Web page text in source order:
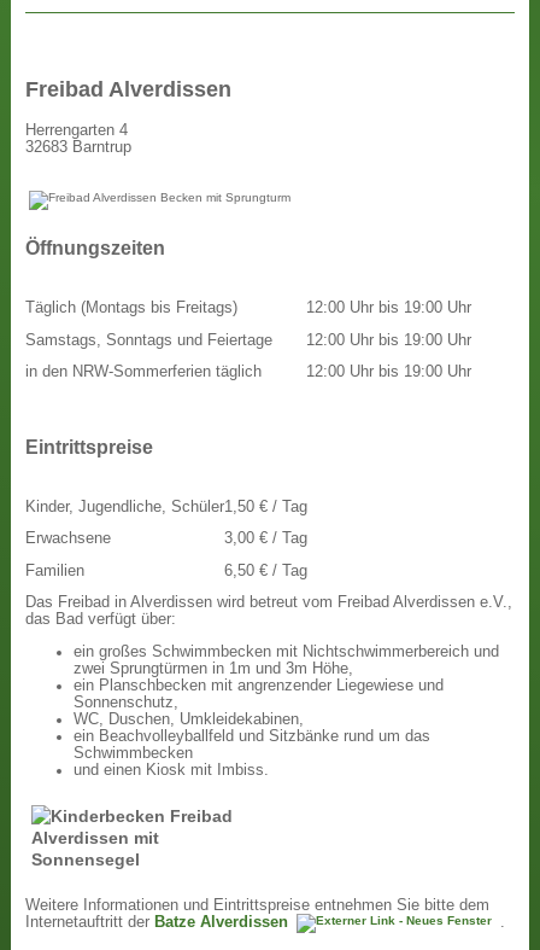
Freibad Alverdissen
Herrengarten 4
32683 Barntrup
Öffnungszeiten
Täglich (Montags bis Freitags)
Samstags, Sonntags und Feiertage
in den NRW-Sommerferien täglich
12:00 Uhr bis 19:00 Uhr
12:00 Uhr bis 19:00 Uhr
12:00 Uhr bis 19:00 Uhr
Eintrittspreise
Kinder, Jugendliche, Schüler
Erwachsene
Familien
1,50 € / Tag
3,00 € / Tag
6,50 € / Tag
Das Freibad in Alverdissen wird betreut vom Freibad Alverdissen e.V.,
das Bad verfügt über:
ein großes Schwimmbecken mit Nichtschwimmerbereich und
zwei Sprungtürmen in 1m und 3m Höhe,
ein Planschbecken mit angrenzender Liegewiese und
Sonnenschutz,
WC, Duschen, Umkleidekabinen,
ein Beachvolleyballfeld und Sitzbänke rund um das
Schwimmbecken
und einen Kiosk mit Imbiss.
Weitere Informationen und Eintrittspreise entnehmen Sie bitte dem
Internetauftritt der Batze Alverdissen .